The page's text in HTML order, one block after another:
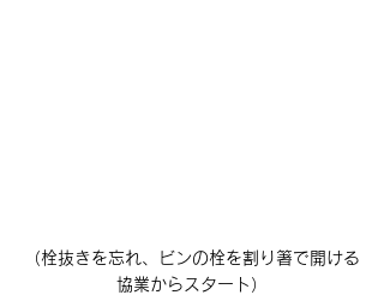
（栓抜きを忘れ、ビンの栓を割り箸で開ける
協業からスタート）